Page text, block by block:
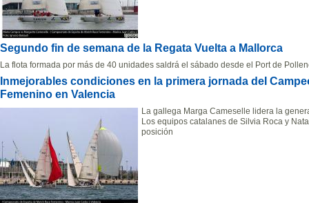
Segundo fin de semana de la Regata Vuelta a Mallorca
La flota formada por más de 40 unidades saldrá el sábado desde el Port de
Inmejorables condiciones en la primera jornada deI
Femenino en Valencia
La gallega Marga Cameselle lidera la
Los equipos catalanes de Silvia Roca y
posición